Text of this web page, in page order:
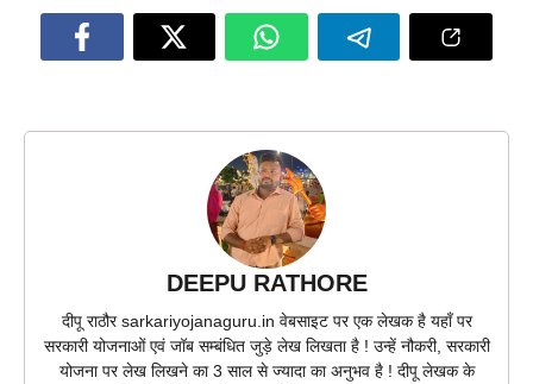
DEEPU RATHORE
दीपू राठौर sarkariyojanaguru.in वेबसाइट पर एक लेखक है यहाँ पर
सरकारी योजनाओं एवं जॉब सम्बंधित जुड़े लेख लिखता है ! उन्हें नौकरी, सरकारी
योजना पर लेख लिखने का 3 साल से ज्यादा का अनुभव है ! दीपू लेखक के